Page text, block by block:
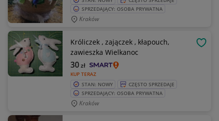
SPRZEDAJĄCY: OSOBA PRYWATNA
Kraków
Króliczek , zajączek , kłapouch,
zawieszka Wielkanoc
KUP TERAZ
30zł
STAN: NOWY
CZĘSTO SPRZEDAJE
SPRZEDAJĄCY: OSOBA PRYWATNA
Kraków